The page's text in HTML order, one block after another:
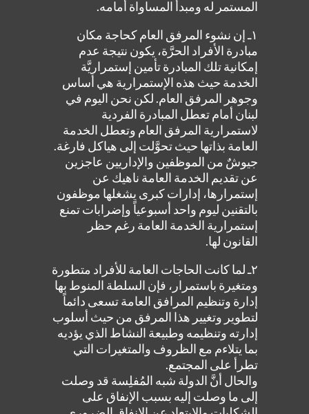
المستمر له ومبدأ المساواة أمامه.
١ـ إن نشوء المرفق العام كحاجة مكان
مبادرة الأفراد الحرَّة، يكون نتيجة عدم
إمكانية تلك المبادرة تأمين إستمراريَّة
الخدمة حيث هذه الإستمرارية هي أساس
وجوهر المرفق العام. لكن نحن اليوم في
لبنان أمام تعطل المبادرة الفردية
لاستمرارية المرفق العام وتعطل الخدمة
العامة بذاتها حيث تحوَّلت إلى هياكل فارغة.
جيوشٌ من الموظفين والإداريين عاجزين
عن تقديم الخدمة العامة ناهيك عن
إستمرارها، إدارات كبرى يشغلها موظفون
بالتقنين ليوم واحد أسبوعياً وإضرابات تمنع
إستمرارية الخدمة العامة رغم حظر
القانون لها.
٢ـ لما كانت الحاجات العامة للأفراد متطورة
ومتغيرة باستمرار، فإن السلطة المنوط بها
إدارة وتنظيم المرافق العامة تسعى دائماً
لتطوير وتغيير هذا المرفق من حيث أسلوب
إدارته وتنظيمه وطبيعة النشاط الذي يؤديه
بما يتلاءم مع الظروف والمتغيرات التي
تطرأ على المجتمع.
والحال أنَّ الدولة شبه المُفلِسة قد وصلت
إلى ما وصلت إليه بسبب الإنفاق على